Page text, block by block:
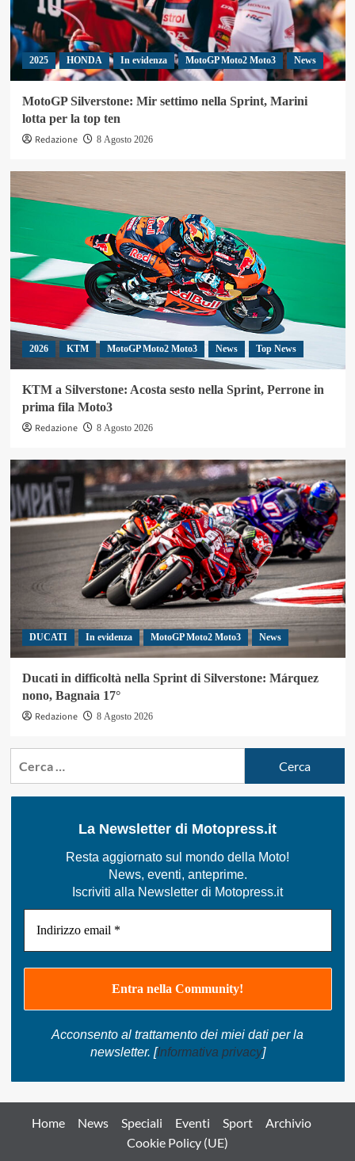
2025 HONDA In evidenza MotoGP Moto2 Moto3 News
MotoGP Silverstone: Mir settimo nella Sprint, Marini
lotta per la top ten
Redazione
8 Agosto 2026
2026 KTM MotoGP Moto2 Moto3 News Top News
KTM a Silverstone: Acosta sesto nella Sprint, Perrone in
prima fila Moto3
Redazione
8 Agosto 2026
DUCATI In evidenza MotoGP Moto2 Moto3 News
Ducati in difficoltà nella Sprint di Silverstone: Márquez
nono, Bagnaia 17°
Redazione
8 Agosto 2026
La Newsletter di Motopress.it
Resta aggiornato sul mondo della Moto!
News, eventi, anteprime.
Iscriviti alla Newsletter di Motopress.it
Acconsento al trattamento dei miei dati per la
newsletter. [Informativa privacy]
Home News Speciali Eventi Sport
Archivio
Cookie Policy (UE)